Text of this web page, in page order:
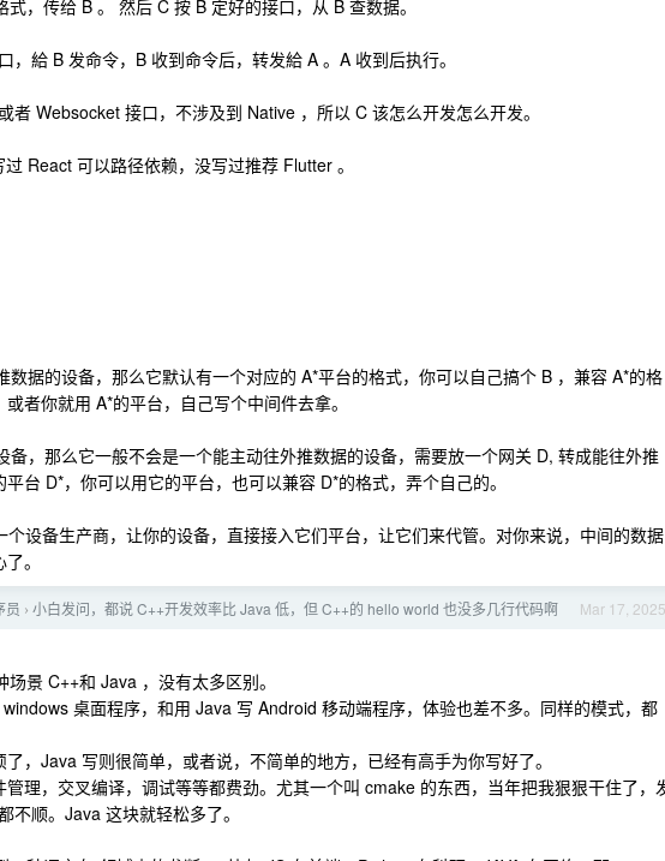
，传给 B 。 然后 C 按 B 定好的接口，从 B 查数据。
，給 B 发命令，B 收到命令后，转发給 A 。A 收到后执行。
者 Websocket 接口，不涉及到 Native ，所以 C 该怎么开发怎么开发。
React 可以路径依赖，没写过推荐 Flutter 。
数据的设备，那么它默认有一个对应的 A*平台的格式，你可以自己搞个 B ，兼容 A*的格
者你就用 A*的平台，自己写个中间件去拿。
备，那么它一般不会是一个能主动往外推数据的设备，需要放一个网关 D, 转成能往外推
台 D*，你可以用它的平台，也可以兼容 D*的格式，弄个自己的。
设备生产商，让你的设备，直接接入它们平台，让它们来代管。对你来说，中间的数据
。
Mar 17, 2025
员 › 小白发问，都说 C++开发效率比 Java 低，但 C++的 hello world 也没多几行代码啊
景 C++和 Java ，没有太多区别。
桌面程序，和用 Java 写 Android 移动端程序，体验也差不多。同样的模式，都
，Java 写则很简单，或者说，不简单的地方，已经有高手为你写好了。
理，交叉编译，调试等等都费劲。尤其一个叫 cmake 的东西，当年把我狠狠干住了，
顺。Java 这块就轻松多了。